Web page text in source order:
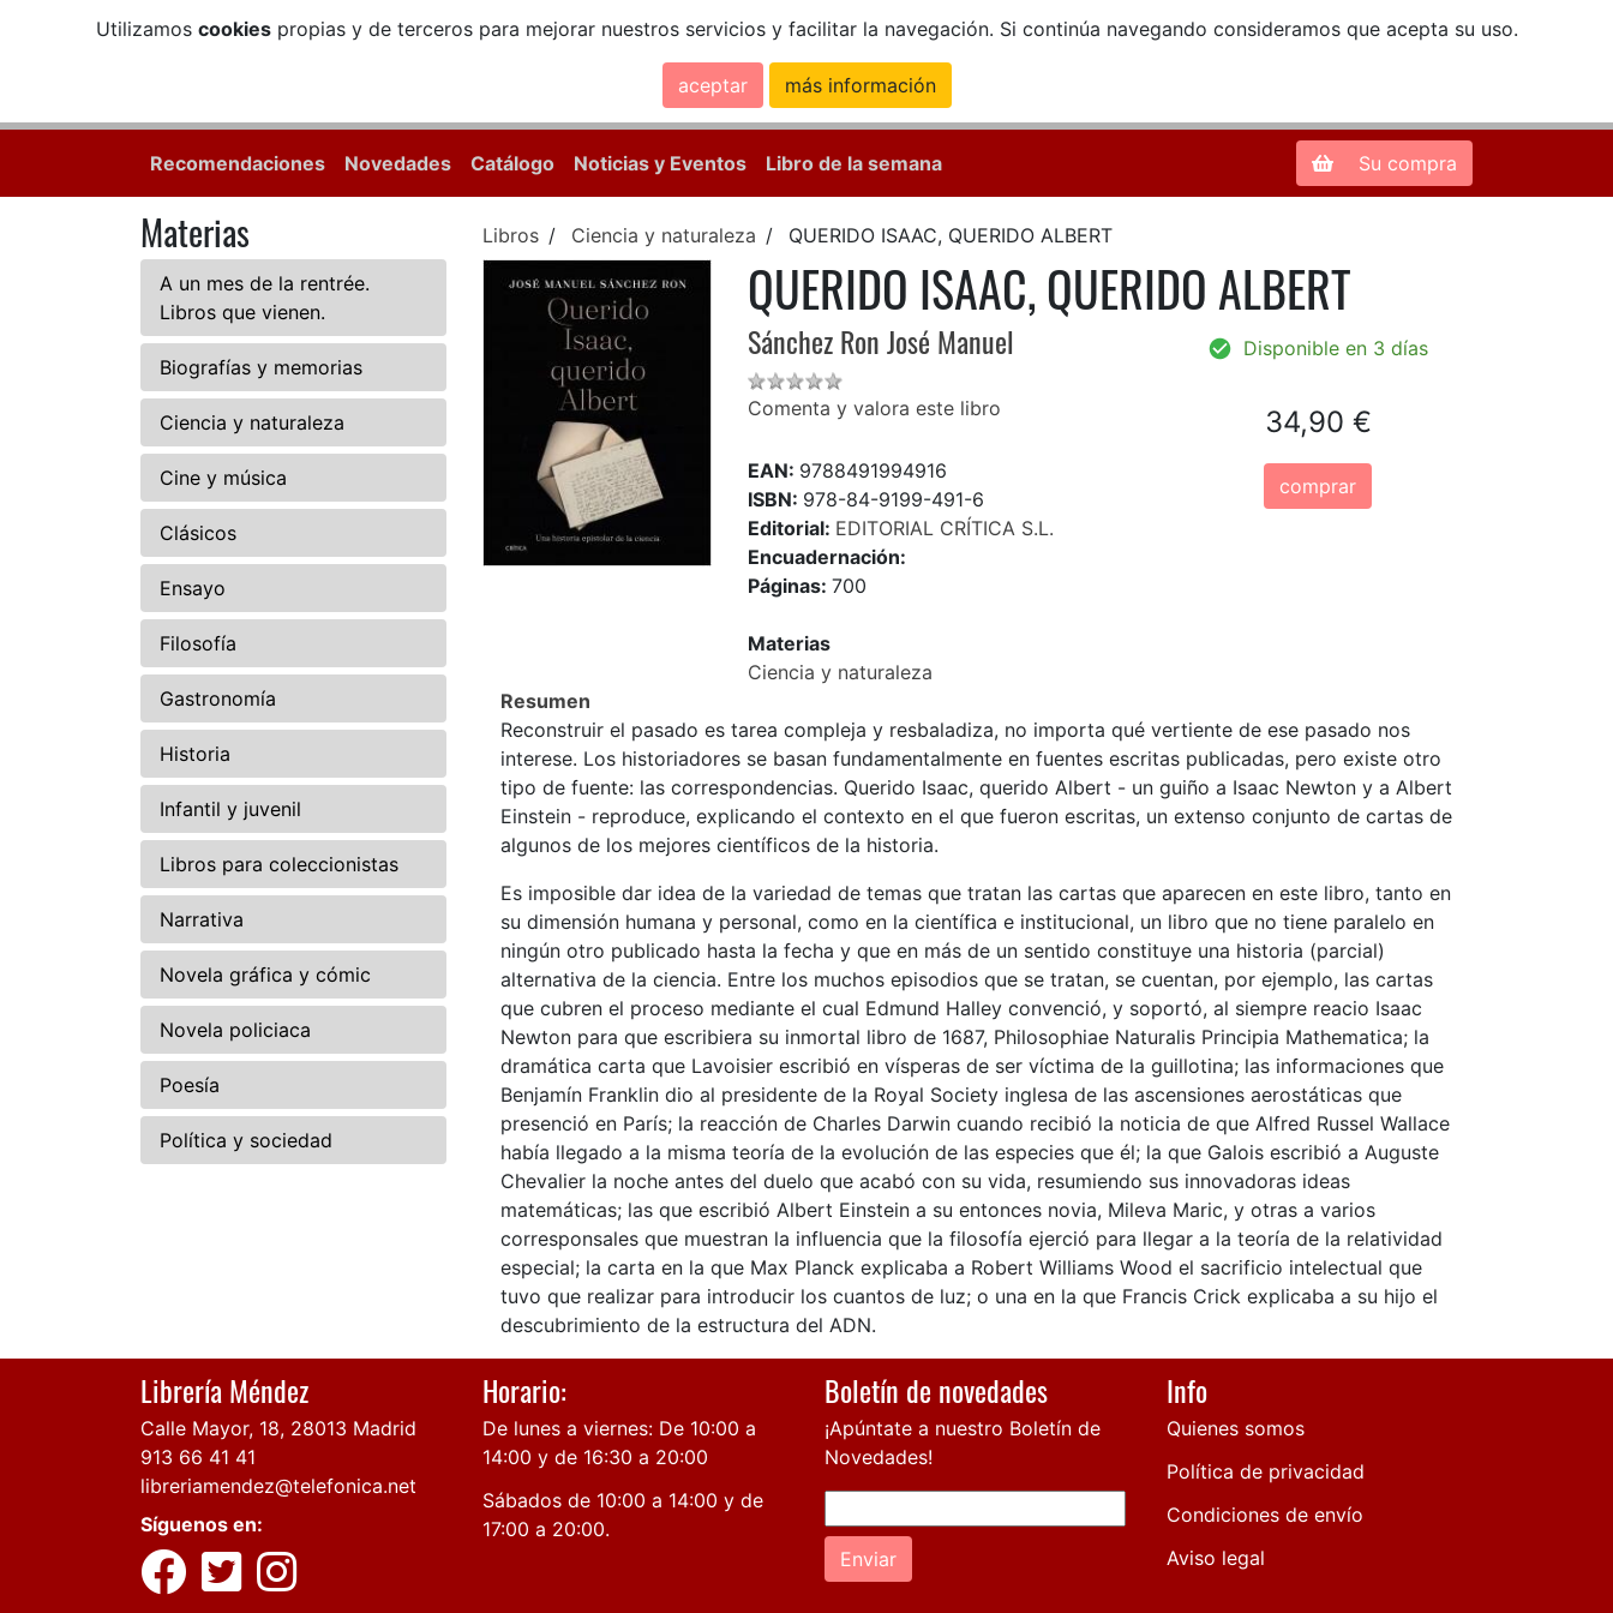
Utilizamos cookiespropias y de terceros para mejorar nuestros servicios y facilitar la navegación. Si continúa navegando consideramos que acepta su uso.
aceptar más información
Zona de Clientes
Recomendaciones Novedades Catálogo Noticias y Eventos Libro de la semana Su compra
Materias
A un mes de la rentrée.
Libros que vienen.
Biografías y memorias
Ciencia y naturaleza
Cine y música
Clásicos
Ensayo
Filosofía
Gastronomía
Historia
Infantil y juvenil
Libros para coleccionistas
Narrativa
Novela gráfica y cómic
Novela policiaca
Poesía
Política y sociedad
Libros Ciencia y naturaleza QUERIDO ISAAC, QUERIDO ALBERT
QUERIDO ISAAC, QUERIDO ALBERT
Sánchez Ron José Manuel
Comenta y valora este libro
EAN: 9788491994916
ISBN: 978-84-9199-491-6
Editorial: EDITORIAL CRÍTICA S.L.
Encuadernación:
Páginas:700
Materias
Ciencia y naturaleza
Disponible en 3 días
34,90 €
comprar
Resumen
Reconstruir el pasado es tarea compleja y resbaladiza, no importa qué vertiente de ese pasado nos
interese. Los historiadores se basan fundamentalmente en fuentes escritas publicadas, pero existe otro
tipo de fuente: las correspondencias. Querido Isaac, querido Albert - un guiño a Isaac Newton y a Albert
Einstein - reproduce, explicando el contexto en el que fueron escritas, un extenso conjunto de cartas de
algunos de los mejores científicos de la historia.
Es imposible dar idea de la variedad de temas que tratan las cartas que aparecen en este libro, tanto en
su dimensión humana y personal, como en la científica e institucional, un libro que no tiene paralelo en
ningún otro publicado hasta la fecha y que en más de un sentido constituye una historia (parcial)
alternativa de la ciencia. Entre los muchos episodios que se tratan, se cuentan, por ejemplo, las cartas
que cubren el proceso mediante el cual Edmund Halley convenció, y soportó, al siempre reacio Isaac
Newton para que escribiera su inmortal libro de 1687, Philosophiae Naturalis Principia Mathematica; la
dramática carta que Lavoisier escribió en vísperas de ser víctima de la guillotina; las informaciones que
Benjamín Franklin dio al presidente de la Royal Society inglesa de las ascensiones aerostáticas que
presenció en París; la reacción de Charles Darwin cuando recibió la noticia de que Alfred Russel Wallace
había llegado a la misma teoría de la evolución de las especies que él; la que Galois escribió a Auguste
Chevalier la noche antes del duelo que acabó con su vida, resumiendo sus innovadoras ideas
matemáticas; las que escribió Albert Einstein a su entonces novia, Mileva Maric, y otras a varios
corresponsales que muestran la influencia que la filosofía ejerció para llegar a la teoría de la relatividad
especial; la carta en la que Max Planck explicaba a Robert Williams Wood el sacrificio intelectual que
tuvo que realizar para introducir los cuantos de luz; o una en la que Francis Crick explicaba a su hijo el
descubrimiento de la estructura del ADN.
Librería Méndez
Calle Mayor, 18, 28013 Madrid
913 66 41 41
libreriamendez@telefonica.net
Síguenos en:
Horario:
De lunes a viernes: De 10:00 a
14:00 y de 16:30 a 20:00
Sábados de 10:00 a 14:00 y de
17:00 a 20:00.
Boletín de novedades
¡Apúntate a nuestro Boletín de
Novedades!
Enviar
Info
Quienes somos
Política de privacidad
Condiciones de envío
Aviso legal